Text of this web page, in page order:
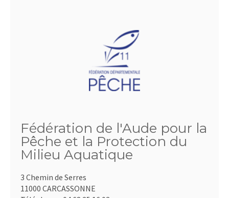
Fédération de l'Aude pour la
Pêche et la Protection du
Milieu Aquatique
3 Chemin de Serres
11000 CARCASSONNE